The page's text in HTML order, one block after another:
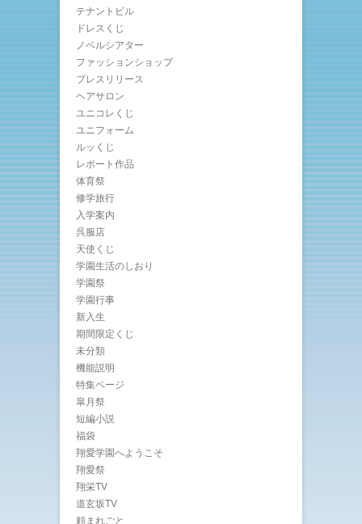
テナントビル
ドレスくじ
ノベルシアター
ファッションショップ
プレスリリース
ヘアサロン
ユニコレくじ
ユニフォーム
ルッくじ
レポート作品
体育祭
修学旅行
入学案内
呉服店
天使くじ
学園生活のしおり
学園祭
学園行事
新入生
期間限定くじ
未分類
機能説明
特集ページ
皐月祭
短編小説
福袋
翔愛学園へようこそ
翔愛祭
翔栄TV
道玄坂TV
頼まれごと